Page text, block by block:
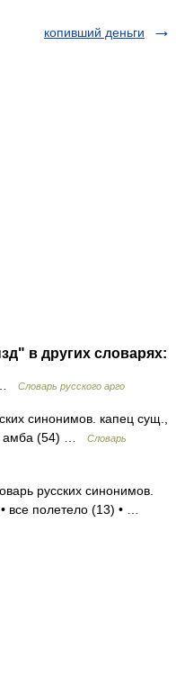
копивший деньги
в других словарях:
… Словарь русского арго
синонимов. капец сущ.,
амба (54) …
Словарь
русских синонимов.
все полетело (13) • …